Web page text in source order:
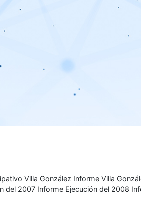
Villa González Informe Villa
2007 Informe Ejecución del 2008